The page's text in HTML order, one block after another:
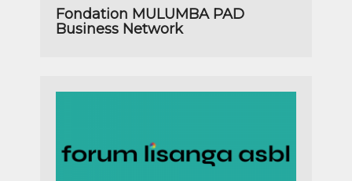
Fondation MULUMBA PAD
Business Network